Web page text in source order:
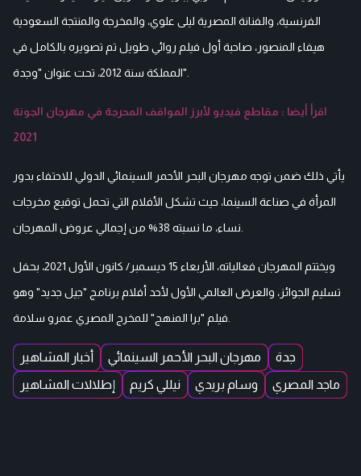
الفرنسية، والفنانة المصرية ليلى علوي، والمخرجة والمنتجة السعودية
هيفاء المنصور، صاحبة أول فيلم روائي طويل تم تصويره بالكامل في
المملكة سنة 2012، تحت عنوان "وجدة".
اقرأ أيضا : مقاطع فيديو لأبرز المواقف المحرجة في مهرجان الجونة
2021
يأتي ذلك ضمن توجه مهرجان البحر الأحمر السينمائي الدولي للاحتفاء بدور
المرأة في صناعة السينما، حيث تشكل الأفلام التي تحمل توقيع مخرجات
ويختتم المهرجان فعالياته، الأربعاء 15 ديسمبر/ كانون الأول 2021، بحفل
تسليم الجوائز، والعرض العالمي الأول لأحد أفلام برنامج "جيل جديد" وهو
أخبار المشاهير مهرجان البحر الأحمر السينمائي
جدة
إطلالات المشاهير
نيللي كريم وسام بريدي ماجد المصري